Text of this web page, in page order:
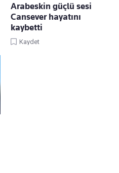
Arabeskin güçlü sesi
Cansever hayatını
kaybetti
Kaydet